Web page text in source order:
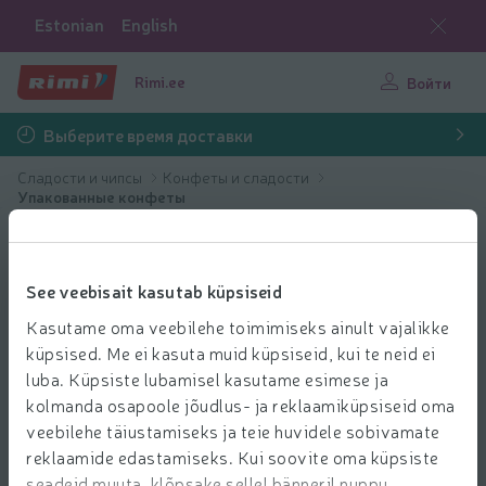
See veebisait kasutab küpsiseid
Kasutame oma veebilehe toimimiseks ainult vajalikke
küpsised. Me ei kasuta muid küpsiseid, kui te neid ei
luba. Küpsiste lubamisel kasutame esimese ja
kolmanda osapoole jõudlus- ja reklaamiküpsiseid oma
veebilehe täiustamiseks ja teie huvidele sobivamate
reklaamide edastamiseks. Kui soovite oma küpsiste
Estonian English
Rimi.ee Войти
Выберите время доставки
Сладости и чипсы
Конфеты и сладости
Упакованные конфеты